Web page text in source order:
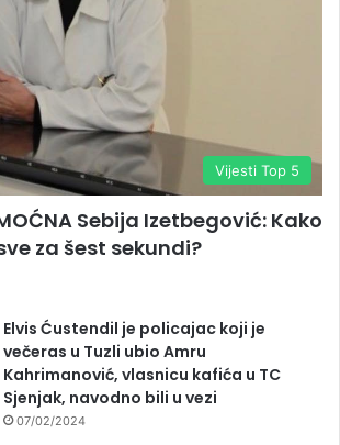
Vijesti Top 5
MOĆNA Sebija Izetbegović: Kako
za šest sekundi?
Elvis Ćustendil je policajac koji je
večeras u Tuzli ubio Amru
Kahrimanović, vlasnicu kafića u TC
Sjenjak, navodno bili u vezi
07/02/2024